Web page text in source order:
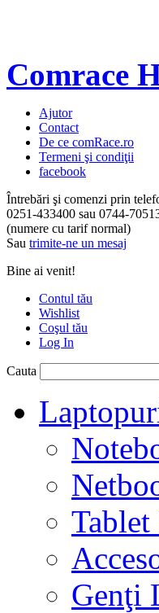
Comrace
Ajutor
Contact
De ce comRace.ro
Termeni şi condiţii
facebook
Întrebări şi comenzi prin
0251-433400 sau 0744-
(numere cu tarif normal)
Sau trimite-ne un mesaj
Bine ai venit!
Contul tău
Wishlist
Coşul tău
Log In
Cauta
Tablet
Genţi